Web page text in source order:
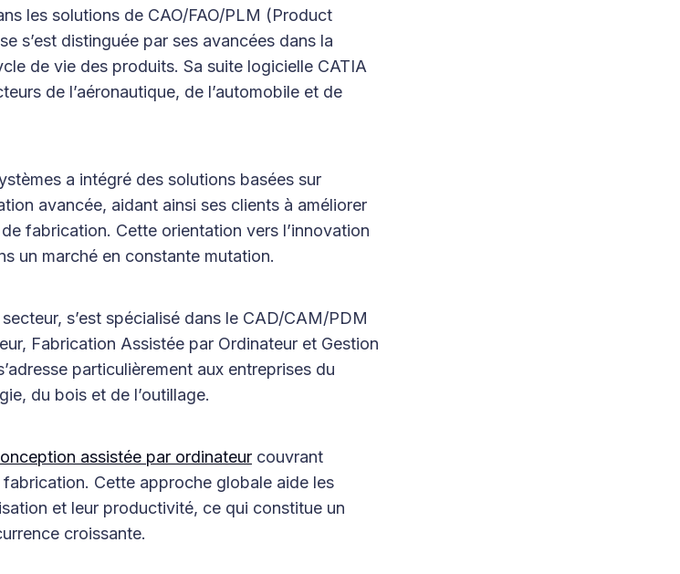
les solutions de CAO/FAO/PLM (Product
s’est distinguée par ses avancées dans la
de vie des produits. Sa suite logicielle CATIA
de l’aéronautique, de l’automobile et de
a intégré des solutions basées sur
avancée, aidant ainsi ses clients à améliorer
fabrication. Cette orientation vers l’innovation
un marché en constante mutation.
s’est spécialisé dans le CAD/CAM/PDM
Fabrication Assistée par Ordinateur et Gestion
particulièrement aux entreprises du
du bois et de l’outillage.
assistée par ordinateur couvrant
Cette approche globale aide les
et leur productivité, ce qui constitue un
croissante.